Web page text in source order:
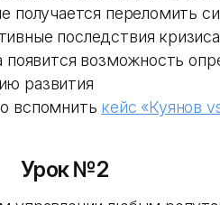
получается переломить
последствия
появится возможность
развития
вспомнить кейс «Куянов
Урок №2